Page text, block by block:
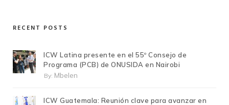
RECENT POSTS
ICW Latina presente en el 55º Consejo de
Programa (PCB) de ONUSIDA en Nairobi
By: Mbelen
ICW Guatemala: Reunión clave para avanzar en